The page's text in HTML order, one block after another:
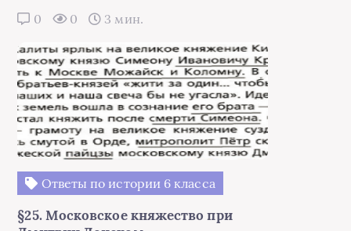
0 0 3 мин.
Ответы по истории 6 класса
§25. Московское княжество при